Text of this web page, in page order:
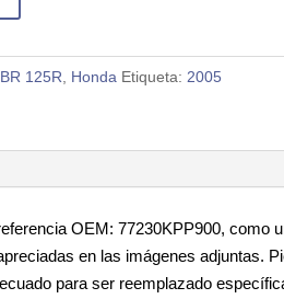
125R Honda Etiqueta: 2005
OEM: 77230KPP900, como
en las imágenes adjuntas.
para ser reemplazado